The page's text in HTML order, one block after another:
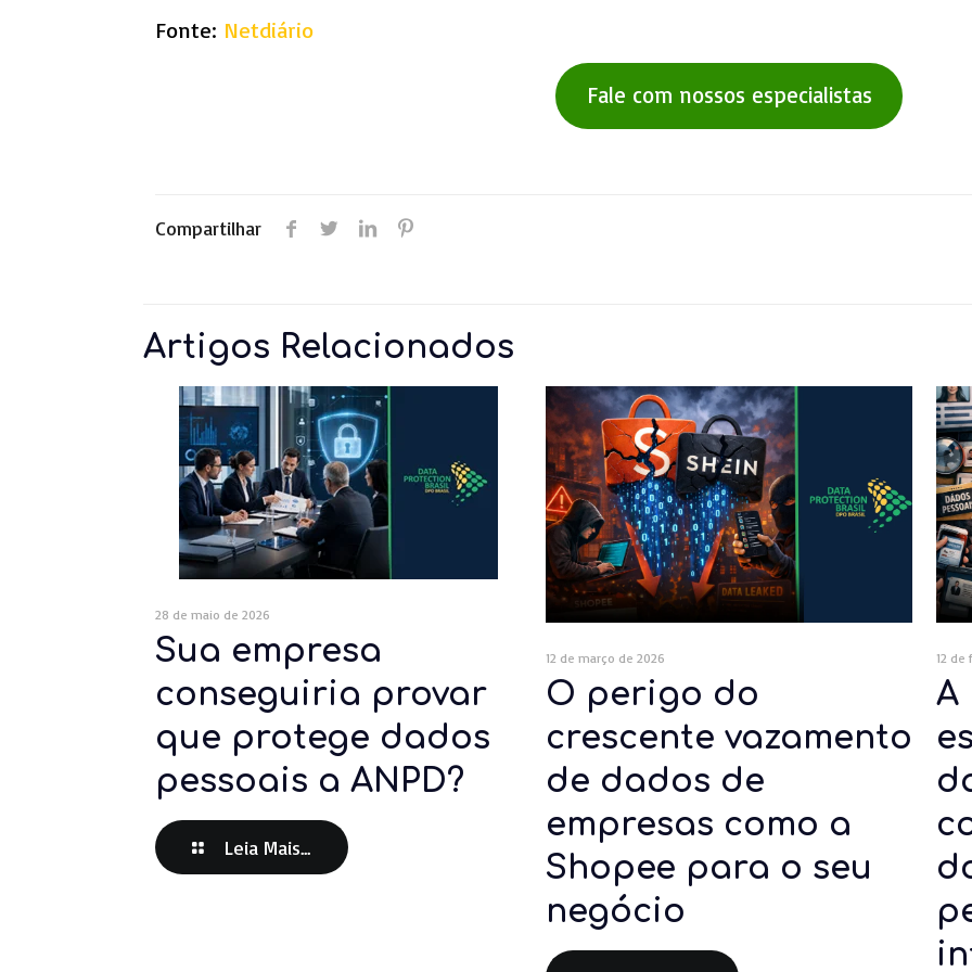
Fonte: Netdiário
Fale com nossos especialistas
Compartilhar
Artigos Relacionados
28 de maio de 2026
Sua empresa
conseguiria provar
que protege dados
pessoais a ANPD?
Leia Mais...
12 de março de 2026
O perigo do
crescente vazamento
de dados de
empresas como a
Shopee para o seu
negócio
12
A